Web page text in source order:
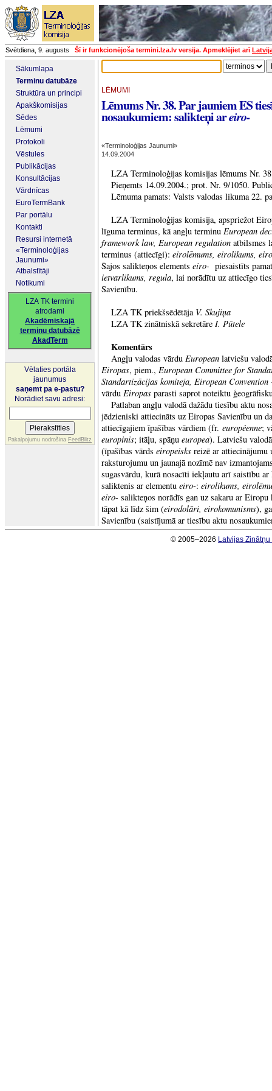
Svētdiena, 9. augusts Šī ir funkcionējoša termini.lza.lv versija. Apmeklējiet arī
Sākumlapa
Terminu datubāze
Struktūra un principi
Apakškomisijas
Sēdes
Lēmumi
Protokoli
Vēstules
Publikācijas
Konsultācijas
Vārdnīcas
EuroTermBank
Par portālu
Kontakti
Resursi internetā
«Terminoloģijas
Jaunumi»
Atbalstītāji
Notikumi
LZA TK termini
atrodami
Akadēmiskajā
terminu datubāzē
AkadTerm
Vēlaties portāla
jaunumus
saņemt pa e-pastu?
Norādiet savu adresi:
Pakalpojumu nodrošina FeedBlitz
LĒMUMI
Lēmums Nr. 38. Par jauniem ES
nosaukumiem: salikteņi areiro-
«Terminoloģijas Jaunumi»
14.09.2004
LZA Terminoloģijas komisijas lēmums Nr.
Pieņemts 14.09.2004.; prot. Nr. 9/1050.
Lēmuma pamats: Valsts valodas likuma 22.
LZA Terminoloģijas komisija, apspriežot
līguma terminus, kā angļu terminu European
framework law, European regulation atbilsmes
terminus (attiecīgi): eirolēmums, eirolikums,
Šajos salikteņos elements eiro- piesaistīts
ietvarlikums, regula, lai norādītu uz attiecīgo
Savienību.
LZA TK priekšsēdētāja V. Skujiņa
LZA TK zinātniskā sekretāre I. Pūtele
Komentārs
Angļu valodas vārdu European latviešu
Eiropas, piem., European Committee for
Standartizācijas komiteja, Eiropean Convention
vārdu Eiropas parasti saprot noteiktu
Patlaban angļu valodā dažādu tiesību aktu
jēdzieniski attiecināts uz Eiropas Savienību un
attiecīgajiem īpašības vārdiem (fr. européenne;
europinis; itāļu, spāņu europea). Latviešu
(īpašības vārds eiropeisks reizē ar
raksturojumu un jaunajā nozīmē nav
sugasvārdu, kurā nosacīti iekļautu arī saistību
saliktenis ar elementu eiro-: eirolikums,
eiro- salikteņos norādīs gan uz sakaru ar
tāpat kā līdz šim (eirodolāri, eirokomunisms),
Savienību (saistījumā ar tiesību aktu
© 2005–2026 Latvijas